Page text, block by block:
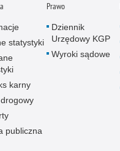
statystyki
karny
publiczna
Prawo
Dziennik
Urzędowy KGP
Wyroki sądowe